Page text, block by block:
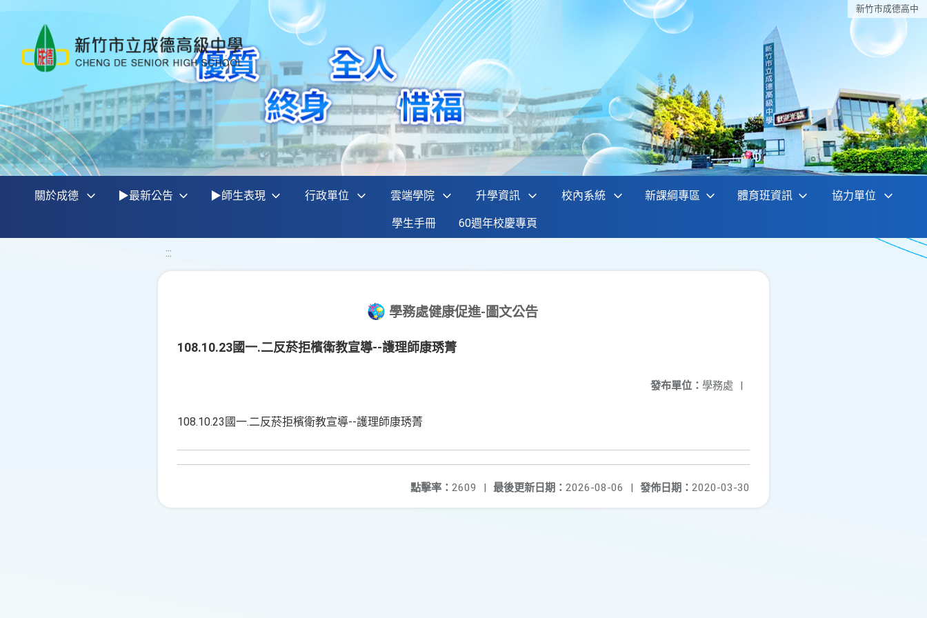
新竹巿成德高中
關於成德 ▶最新公告 ▶師生表現 行政單位 雲端學院 升學資訊 校內系統 新課綱專區 體育班資訊 協力單位
學生手冊 60週年校慶專頁
:::
學務處健康促進-圖文公告
108.10.23國一.二反菸拒檳衛教宣導--護理師康琇菁
發布單位： 學務處 |
108.10.23國一.二反菸拒檳衛教宣導--護理師康琇菁
發佈日期： 2020-03-30
最後更新日期： 2026-08-06 |
點擊率： 2609 |